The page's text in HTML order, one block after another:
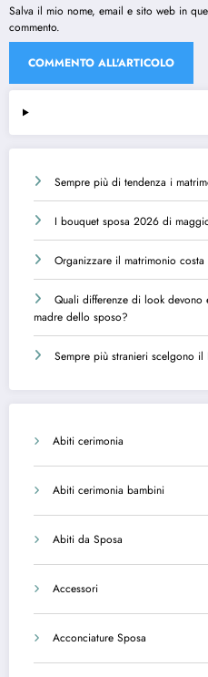
Salva il mio nome, email e sito web in
commento.
Sempre più di tendenza i
I bouquet sposa 2026 di
Organizzare il matrimonio
Quali differenze di look devono
madre dello sposo?
Sempre più stranieri scelgono
Abiti cerimonia
Abiti cerimonia bambini
Abiti da Sposa
Accessori
Acconciature Sposa